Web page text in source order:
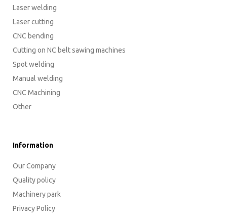
Laser welding
Laser cutting
CNC bending
Cutting on NC belt sawing machines
Spot welding
Manual welding
CNC Machining
Other
Information
Our Company
Quality policy
Machinery park
Privacy Policy